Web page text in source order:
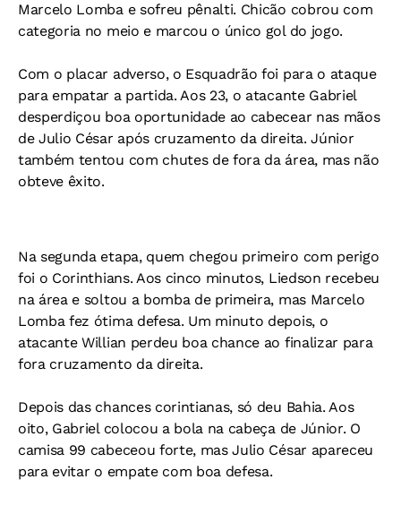
Marcelo Lomba e sofreu pênalti. Chicão cobrou com
categoria no meio e marcou o único gol do jogo.
Com o placar adverso, o Esquadrão foi para o ataque
para empatar a partida. Aos 23, o atacante Gabriel
desperdiçou boa oportunidade ao cabecear nas mãos
de Julio César após cruzamento da direita. Júnior
também tentou com chutes de fora da área, mas não
obteve êxito.
Na segunda etapa, quem chegou primeiro com perigo
foi o Corinthians. Aos cinco minutos, Liedson recebeu
na área e soltou a bomba de primeira, mas Marcelo
Lomba fez ótima defesa. Um minuto depois, o
atacante Willian perdeu boa chance ao finalizar para
fora cruzamento da direita.
Depois das chances corintianas, só deu Bahia. Aos
oito, Gabriel colocou a bola na cabeça de Júnior. O
camisa 99 cabeceou forte, mas Julio César apareceu
para evitar o empate com boa defesa.